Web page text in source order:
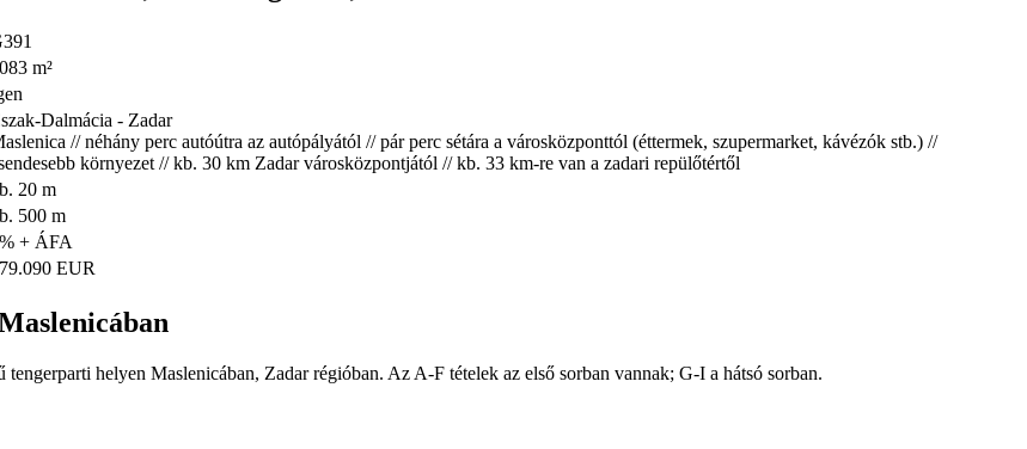
m²
Dalmácia - Zadar
// néhány perc autóútra az autópályától // pár perc sétára a városközponttól (éttermek, szupermarket, kávézók stb.) //
környezet // kb. 30 km Zadar városközpontjától // kb. 33 km-re van a zadari repülőtértől
20 m
500 m
+ ÁFA
EUR
helyen Maslenicában, Zadar régióban. Az A-F tételek az első sorban vannak; G-I a hátsó sorban.